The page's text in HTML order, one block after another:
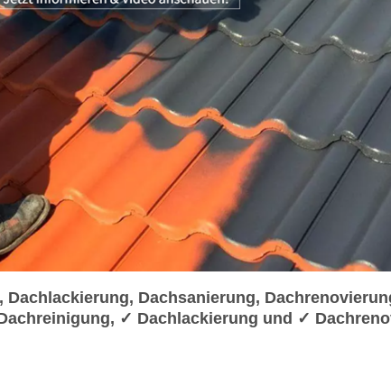
Dachsanierung,
✓ Dachlackierung und ✓